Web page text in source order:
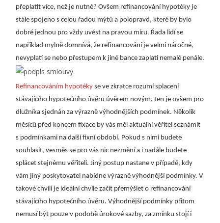
přeplatit více, než je nutné? Ovšem refinancování hypotéky je
stále spojeno s celou řadou mýtů a polopravd, které by bylo
dobré jednou pro vždy uvést na pravou míru. Řada lidí se
například mylně domnívá, že refinancování je velmi náročné,
nevyplatí se nebo přestupem k jiné bance zaplatí nemalé penále.
Refinancováním hypotéky se ve zkratce rozumí splacení
stávajícího hypotečního úvěru úvěrem novým, ten je ovšem pro
dlužníka sjednán za výrazně výhodnějších podmínek. Několik
měsíců před koncem fixace by vás měl aktuální věřitel seznámit
s podmínkami na další fixní období. Pokud s nimi budete
souhlasit, vesměs se pro vás nic nezmění a i nadále budete
splácet stejnému věřiteli. Jiný postup nastane v případě, kdy
vám jiný poskytovatel nabídne výrazně výhodnější podmínky. V
takové chvíli je ideální chvíle začít přemýšlet o refinancování
stávajícího hypotečního úvěru. Výhodnější podmínky přitom
nemusí být pouze v podobě úrokové sazby, za zmínku stojí i